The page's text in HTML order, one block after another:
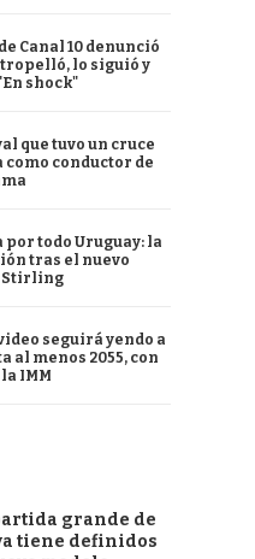
Canal 10 denunció
lo siguió y
shock"
que tuvo un cruce
conductor de
por todo Uruguay: la
tras el nuevo
Stirling
seguirá yendo a
al menos 2055, con
IMM
grande de
tiene definidos